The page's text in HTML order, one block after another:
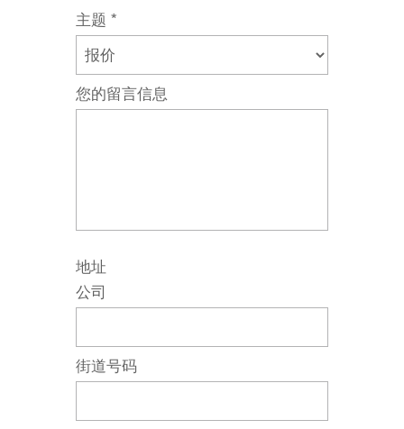
主题 *
您的留言信息
地址
公司
街道号码